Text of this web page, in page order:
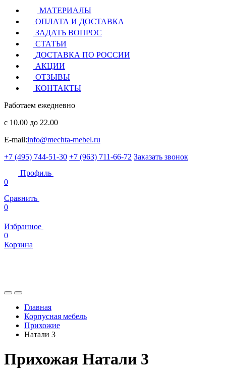
МАТЕРИАЛЫ
ОПЛАТА И ДОСТАВКА
ЗАДАТЬ ВОПРОС
СТАТЬИ
ДОСТАВКА ПО РОССИИ
АКЦИИ
ОТЗЫВЫ
КОНТАКТЫ
Работаем ежедневно
с 10.00 до 22.00
E-mail:info@mechta-mebel.ru
+7 (495) 744-51-30 +7 (963) 711-66-72 Заказать звонок
Профиль
0
Сравнить
0
Избранное
0
Корзина
Главная
Корпусная мебель
Прихожие
Натали 3
Прихожая Натали 3